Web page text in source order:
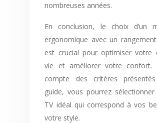
nombreuses années.
En conclusion, le choix d’un
ergonomique avec un
est crucial pour optimiser votre
vie et améliorer votre confort.
compte des critères
guide, vous pourrez
TV idéal qui correspond à vos
votre style.